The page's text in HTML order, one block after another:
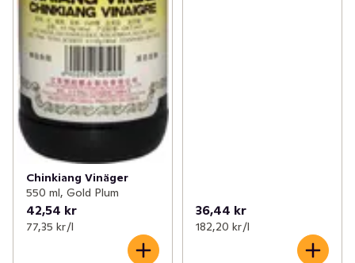
Chinkiang Vinäger
550 ml, Gold Plum
42,54 kr
77,35 kr /l
36,44 kr
182,20 kr /l